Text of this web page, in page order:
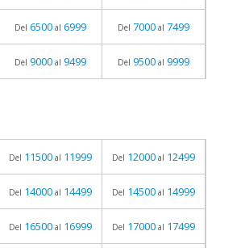
Del 6500 al 6999 Del 7000 al 7499
Del 9000 al 9499 Del 9500 al 9999
Del 11500 al 11999 Del 12000 al 12499
Del 14000 al 14499 Del 14500 al 14999
Del 16500 al 16999 Del 17000 al 17499